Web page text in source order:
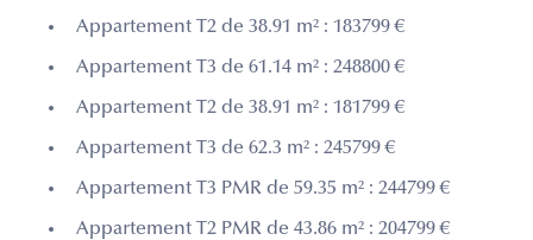
Appartement T2 de 38.91 m² : 183799 €
Appartement T3 de 61.14 m² : 248800 €
Appartement T2 de 38.91 m² : 181799 €
Appartement T3 de 62.3 m² : 245799 €
Appartement T3 PMR de 59.35 m² : 244799 €
Appartement T2 PMR de 43.86 m² : 204799 €